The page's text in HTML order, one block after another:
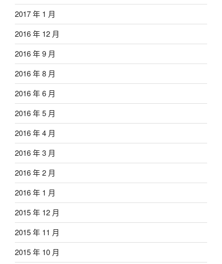
2017 年 1 月
2016 年 12 月
2016 年 9 月
2016 年 8 月
2016 年 6 月
2016 年 5 月
2016 年 4 月
2016 年 3 月
2016 年 2 月
2016 年 1 月
2015 年 12 月
2015 年 11 月
2015 年 10 月